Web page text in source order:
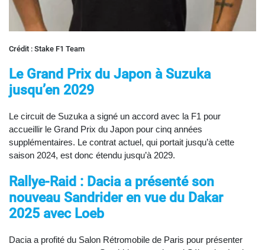
Crédit : Stake F1 Team
Le Grand Prix du Japon à Suzuka
jusqu’en 2029
Le circuit de Suzuka a signé un accord avec la F1 pour
accueillir le Grand Prix du Japon pour cinq années
supplémentaires. Le contrat actuel, qui portait jusqu’à cette
saison 2024, est donc étendu jusqu’à 2029.
Rallye-Raid : Dacia a présenté son
nouveau Sandrider en vue du Dakar
2025 avec Loeb
Dacia a profité du Salon Rétromobile de Paris pour présenter